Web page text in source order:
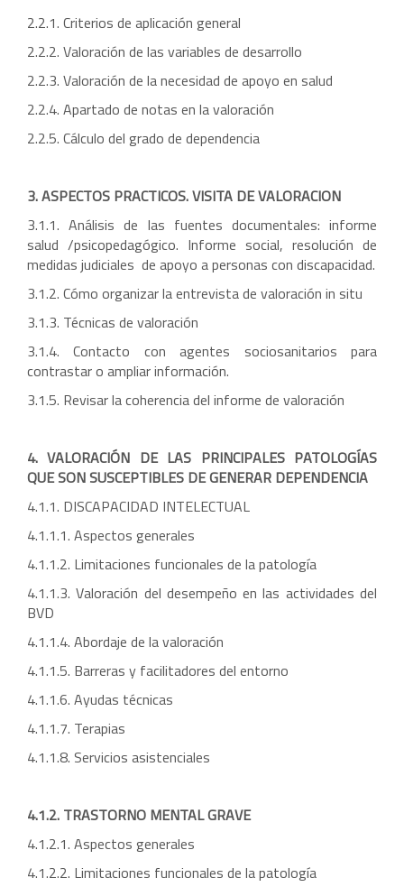
2.2.1. Criterios de aplicación general
2.2.2. Valoración de las variables de desarrollo
2.2.3. Valoración de la necesidad de apoyo en salud
2.2.4. Apartado de notas en la valoración
2.2.5. Cálculo del grado de dependencia
3. ASPECTOS PRACTICOS. VISITA DE VALORACION
3.1.1. Análisis de las fuentes documentales: informe
salud /psicopedagógico. Informe social, resolución de
medidas judiciales de apoyo a personas con discapacidad.
3.1.2. Cómo organizar la entrevista de valoración in situ
3.1.3. Técnicas de valoración
3.1.4. Contacto con agentes sociosanitarios para
contrastar o ampliar información.
3.1.5. Revisar la coherencia del informe de valoración
4. VALORACIÓN DE LAS PRINCIPALES PATOLOGÍAS
QUE SON SUSCEPTIBLES DE GENERAR DEPENDENCIA
4.1.1. DISCAPACIDAD INTELECTUAL
4.1.1.1. Aspectos generales
4.1.1.2. Limitaciones funcionales de la patología
4.1.1.3. Valoración del desempeño en las actividades del
BVD
4.1.1.4. Abordaje de la valoración
4.1.1.5. Barreras y facilitadores del entorno
4.1.1.6. Ayudas técnicas
4.1.1.7. Terapias
4.1.1.8. Servicios asistenciales
4.1.2. TRASTORNO MENTAL GRAVE
4.1.2.1. Aspectos generales
4.1.2.2. Limitaciones funcionales de la patología